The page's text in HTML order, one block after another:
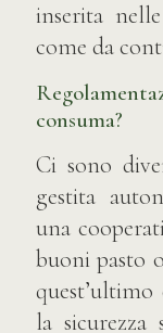
inserita
come da
consuma?
Ci sono
gestita
una
buoni pasto
la